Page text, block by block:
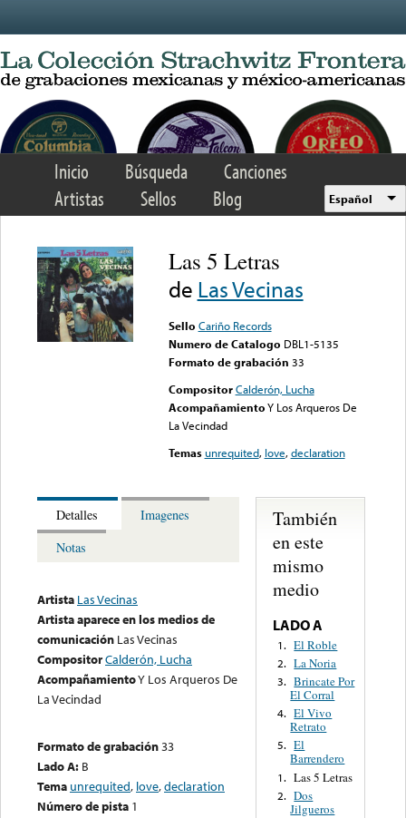
Inicio Búsqueda
Canciones
Artistas
Sellos Blog Español
Las 5 Letras
de Las Vecinas
Sello Cariño Records
Numero de Catalogo DBL1-5135
Formato de grabación 33
Compositor Calderón, Lucha
AcompañamientoY Los Arqueros De
La Vecindad
Temas unrequited, love,declaration
Detalles
Imagenes
Notas
Artista Las Vecinas
Artista aparece en los medios de
comunicación Las Vecinas
CompositorCalderón, Lucha
AcompañamientoY Los Arqueros De
La Vecindad
Formato de grabación33
Lado A: B
Tema unrequited, love,declaration
Número de pista 1
También
en este
mismo
medio
LADO A
1. El Roble
2. La Noria
3. Brincate Por
El Corral
4. El Vivo
Retrato
5. El
Barrendero
1. Las 5 Letras
2. Dos
Jilgueros